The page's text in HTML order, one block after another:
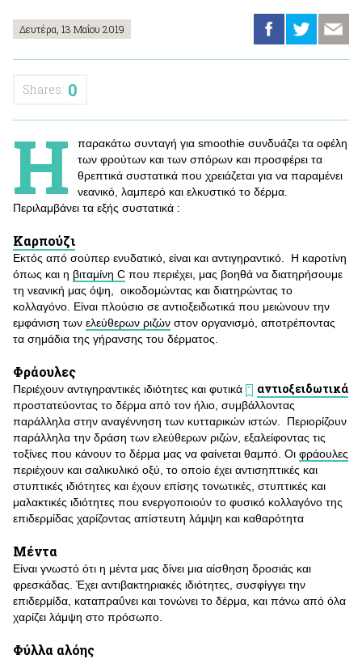
Δευτέρα, 13 Μαΐου 2019
Shares: 0
Η
παρακάτω συνταγή για smoothie συνδυάζει τα οφέλη
των φρούτων και των σπόρων και προσφέρει τα
θρεπτικά συστατικά που χρειάζεται για να παραμένει
νεανικό, λαμπερό και ελκυστικό το δέρμα.
Περιλαμβάνει τα εξής συστατικά :
Καρπούζι
Eκτός από σούπερ ενυδατικό, είναι και αντιγηραντικό. Η καροτίνη
όπως και η βιταμίνη C που περιέχει, μας βοηθά να διατηρήσουμε
τη νεανική μας όψη, οικοδομώντας και διατηρώντας το
κολλαγόνο. Είναι πλούσιο σε αντιοξειδωτικά που μειώνουν την
εμφάνιση των ελεύθερων ριζών στον οργανισμό, αποτρέποντας
τα σημάδια της γήρανσης του δέρματος.
Φράουλες
Περιέχουν αντιγηραντικές ιδιότητες και φυτικά αντιοξειδωτικά
προστατεύοντας το δέρμα από τον ήλιο, συμβάλλοντας
παράλληλα στην αναγέννηση των κυτταρικών ιστών. Περιορίζουν
παράλληλα την δράση των ελεύθερων ριζών, εξαλείφοντας τις
τοξίνες που κάνουν το δέρμα μας να φαίνεται θαμπό. Οι φράουλες
περιέχουν και σαλικυλικό οξύ, το οποίο έχει αντισηπτικές και
στυπτικές ιδιότητες και έχουν επίσης τονωτικές, στυπτικές και
μαλακτικές ιδιότητες που ενεργοποιούν το φυσικό κολλαγόνο της
επιδερμίδας χαρίζοντας απίστευτη λάμψη και καθαρότητα
Μέντα
Είναι γνωστό ότι η μέντα μας δίνει μια αίσθηση δροσιάς και
φρεσκάδας. Έχει αντιβακτηριακές ιδιότητες, συσφίγγει την
επιδερμίδα, καταπραΰνει και τονώνει το δέρμα, και πάνω από όλα
χαρίζει λάμψη στο πρόσωπο.
Φύλλα αλόης